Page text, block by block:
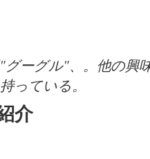
ーグル"、。他の興
っている。
介